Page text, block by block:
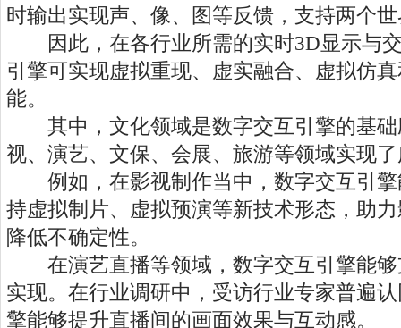
时输出实现声、像、图等反馈，支持两个
因此，在各行业所需的实时3D显示与
引擎可实现虚拟重现、虚实融合、虚拟仿
能。
其中，文化领域是数字交互引擎的基础
视、演艺、文保、会展、旅游等领域实现
例如，在影视制作当中，数字交互引擎
持虚拟制片、虚拟预演等新技术形态，助
降低不确定性。
在演艺直播等领域，数字交互引擎能够
实现。在行业调研中，受访行业专家普遍
擎能够提升直播间的画面效果与互动感。